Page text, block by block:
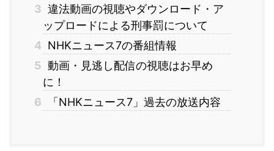
3 違法動画の視聴やダウンロード・ア
ップロードによる刑事罰について
4 NHKニュース7の番組情報
5 動画・見逃し配信の視聴はお早め
に！
6
「NHKニュース7」過去の放送内容